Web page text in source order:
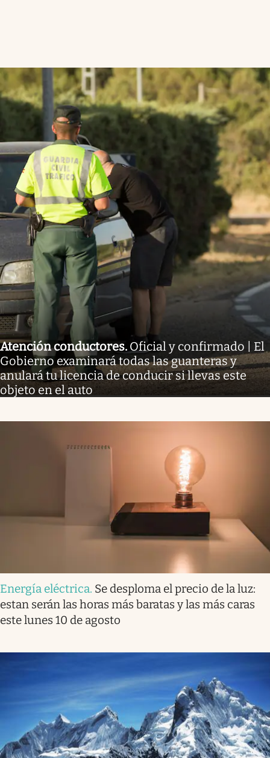
Atención conductores. Oficial y confirmado | El
Gobierno examinará todas las guanteras y
anulará tu licencia de conducir si llevas este
objeto en el auto
Energía eléctrica. Se desploma el precio de la luz:
estan serán las horas más baratas y las más caras
este lunes 10 de agosto